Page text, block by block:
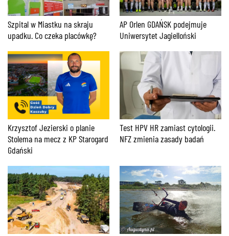
Szpital w Miastku na skraju
upadku. Co czeka placówkę?
AP Orlen GDAŃSK podejmuje
Uniwersytet Jagielloński
Krzysztof Jezierski o planie
Stolema na mecz z KP Starogard
Gdański
Test HPV HR zamiast cytologii.
NFZ zmienia zasady badań